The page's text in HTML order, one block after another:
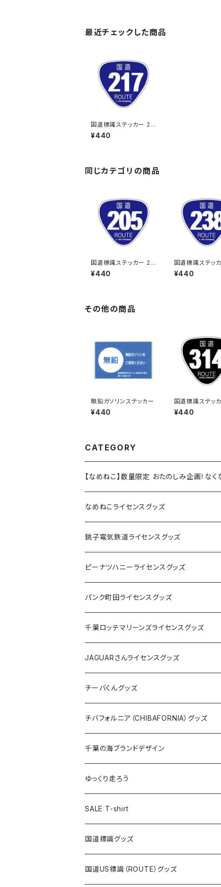
最近チェックした商品
国道標識ステッカー 21
7号線
¥440
同じカテゴリの商品
国道標識ステッカー 20
5号線
¥440
国道標識ステッ
8号線
¥440
その他の商品
無鉛ガソリンステッカー
¥440
国道標識ステッ
4号線（ブラック）
¥440
CATEGORY
【なめねこ】数量限定 おたのしみ企画！な
なめねこライセンスグッズ
Tシャツ
キャップ
ステッカー
缶バッジ
ホテルキーホルダー
銚子電気鉄道ライセンスグッズ
ステッカー
缶バッジ
アクリルキーホルダー
ホテルキーホルダー
クリアファイル
Tシャツ
キャップ
トートバッグ
ランチバッグ
エコバッグ
ピーナツハニーライセンスグッズ
Tシャツ
キャップ
バッグ
ステッカー
缶バッジ
キーホルダー
クリアファイル
パンク町田ライセンスグッズ
Tシャツ
キャップ
バッグ
ステッカー
缶バッジ
キーホルダー
クリアファイル
千葉ロッテマリーンズライセンスグッズ
ステッカー
ステッカー
ステッカー大
缶バッジ
缶バッジ32mm
缶バッジ54mm
エコバッグ
JAGUARさんコラボグッズ
Tシャツ
ステッカー
サコッシュ
ホテルキーホルダー
モーテルキーホルダー
トートバッグ
JAGUARさんライセンスグッズ
Tシャツ
ステッカー
缶バッジ
クリアファイル
マスク
エコバッグ
千葉ロッテマリーンズコラボ
チーバくんグッズ
Tシャツ
キャップ
エコバッグ
ステッカー
モーテルキーホルダー
ホテルキーホルダー
チバフォルニア（CHIBAFORNIA）グッズ
Tシャツ
キャップ
ステッカー
ホテルキーホルダー
千葉の海ブランドデザイン
Tシャツ
キャップ
ステッカー
ゆっくり走ろう
Tシャツ
ステッカー
ホテルキーホルダー
SALE T-shirt
国道標識グッズ
ステッカー
国道US標識（ROUTE）グッズ